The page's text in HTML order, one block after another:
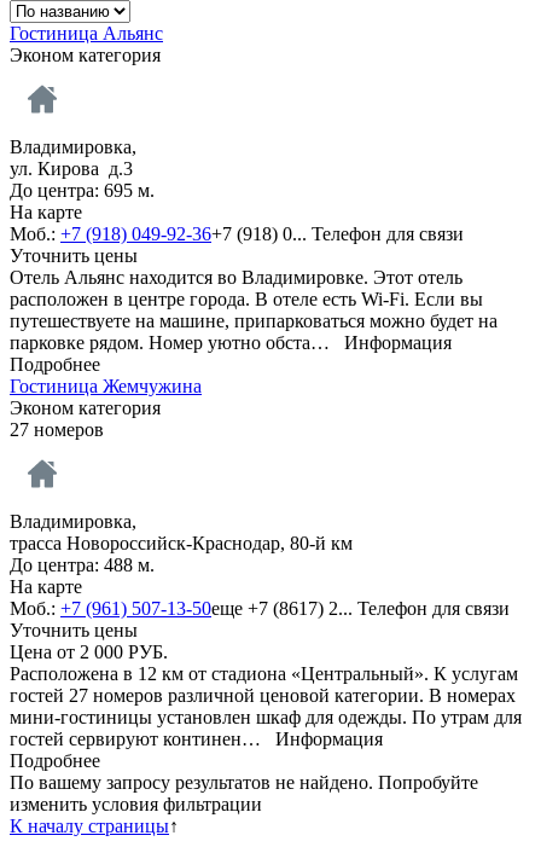
Гостиница Альянс
Эконом категория
Владимировка,
ул. Кирова д.3
До центра: 695 м.
На карте
Моб.: +7 (918) 049-92-36+7 (918) 0... Телефон для связи
Уточнить цены
Отель Альянс находится во Владимировке. Этот отель
расположен в центре города. В отеле есть Wi-Fi. Если вы
путешествуете на машине, припарковаться можно будет на
парковке рядом. Номер уютно обста… Информация
Подробнее
Гостиница Жемчужина
Эконом категория
27 номеров
Владимировка,
трасса Новороссийск-Краснодар, 80-й км
До центра: 488 м.
На карте
Моб.: +7 (961) 507-13-50еще +7 (8617) 2... Телефон для связи
Уточнить цены
Цена от 2 000 РУБ.
Расположена в 12 км от стадиона «Центральный». К услугам
гостей 27 номеров различной ценовой категории. В номерах
мини-гостиницы установлен шкаф для одежды. По утрам для
гостей сервируют континен… Информация
Подробнее
По вашему запросу результатов не найдено. Попробуйте
изменить условия фильтрации
К началу страницы↑